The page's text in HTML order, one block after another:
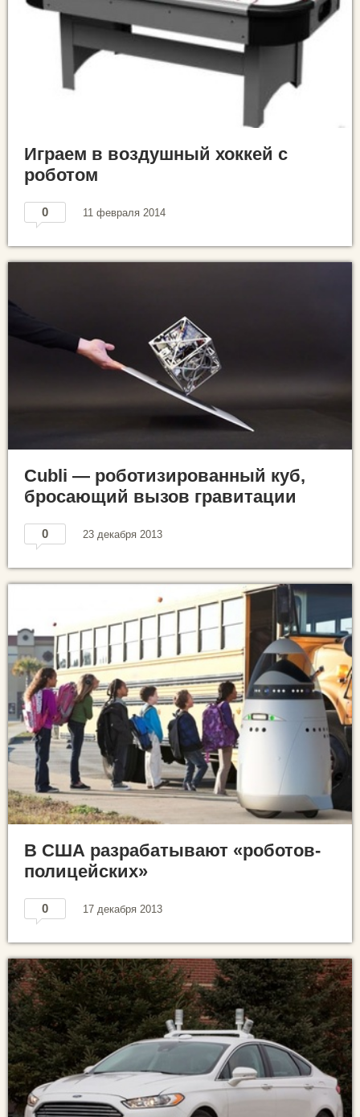
Играем в воздушный хоккей с
роботом
0 11 февраля 2014
Cubli — роботизированный куб,
бросающий вызов гравитации
0 23 декабря 2013
В США разрабатывают «роботов-
полицейских»
0 17 декабря 2013